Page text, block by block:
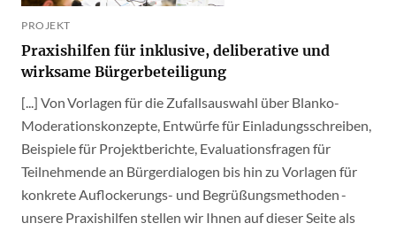
PROJEKT
Praxishilfen für inklusive, deliberative und
wirksame Bürgerbeteiligung
[...] Von Vorlagen für die Zufallsauswahl über Blanko-
Moderationskonzepte, Entwürfe für Einladungsschreiben,
Beispiele für Projektberichte, Evaluationsfragen für
Teilnehmende an Bürgerdialogen bis hin zu Vorlagen für
konkrete Auflockerungs- und Begrüßungsmethoden -
unsere Praxishilfen stellen wir Ihnen auf dieser Seite als